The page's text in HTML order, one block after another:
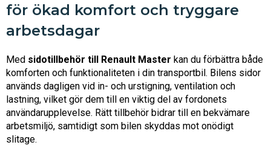
för ökad komfort och tryggare
arbetsdagar
Med sidotillbehör till Renault Master kan du förbättra både
komforten och funktionaliteten i din transportbil. Bilens sidor
används dagligen vid in- och urstigning, ventilation och
lastning, vilket gör dem till en viktig del av fordonets
användarupplevelse. Rätt tillbehör bidrar till en bekvämare
arbetsmiljö, samtidigt som bilen skyddas mot onödigt
slitage.